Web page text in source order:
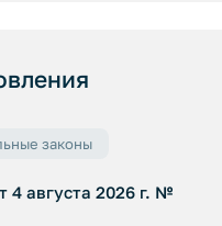
законы
4 августа 2026 г. №